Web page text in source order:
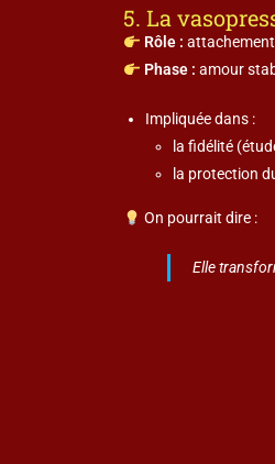
5. La
Rôle :
Phase : amour
Impliquée dans :
la fidélité
la protection
On pourrait dire :
Elle